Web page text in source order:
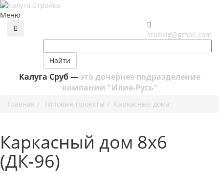
Меню
srubklg@gmail.com
Найти
Калуга Сруб — это дочернее подразделение
компании "Илия-Русь"
Главная Типовые проекты Каркасные дома
Каркасный дом 8х6
(ДК-96)